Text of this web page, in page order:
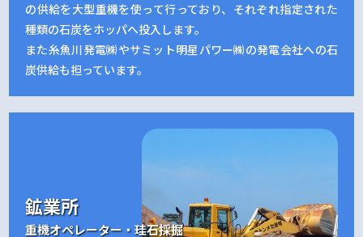
の供給を大型重機を使って行っており、それぞれ指定された
種類の石炭をホッパへ投入します。
また糸魚川発電㈱やサミット明星パワー㈱の発電会社への石
炭供給も担っています。
鉱業所
重機オペレーター・珪石採掘